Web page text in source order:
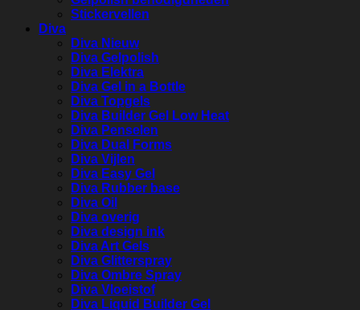
Stickervellen
Diva
Diva Nieuw
Diva Gelpolish
Diva Elektra
Diva Gel in a Bottle
Diva Topgels
Diva Builder Gel Low Heat
Diva Penselen
Diva Dual Forms
Diva Vijlen
Diva Easy Gel
Diva Rubber base
Diva Oil
Diva overig
Diva design ink
Diva Art Gels
Diva Glitterspray
Diva Ombre Spray
Diva Vloeistof
Diva Liquid Builder Gel